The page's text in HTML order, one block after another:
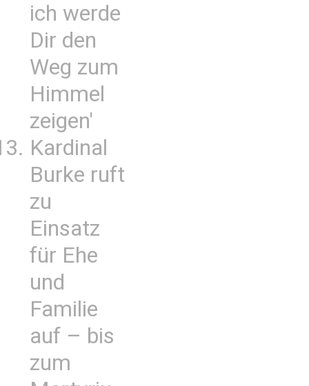
ich werde
Dir den
Weg zum
Himmel
zeigen'
Kardinal
Burke ruft
zu
Einsatz
für Ehe
und
Familie
auf – bis
zum